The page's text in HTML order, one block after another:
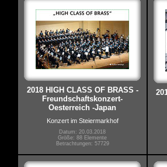
2018 HIGH CLASS OF BRASS -
Freundschaftskonzert-
Oesterreich -Japan
Konzert im Steiermarkhof
Datum: 20.03.2018
Größe: 88 Elemente
Betrachtungen: 57729